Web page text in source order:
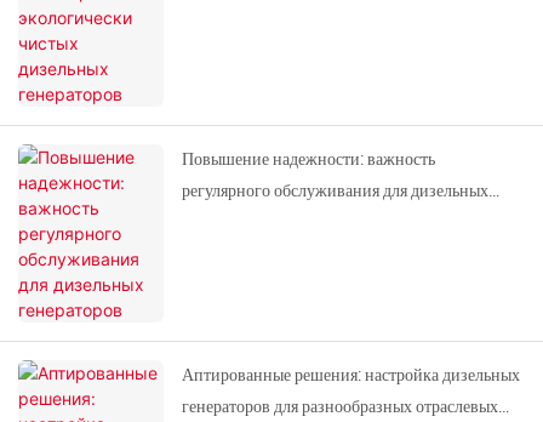
Повышение надежности: важность
регулярного обслуживания для дизельных
Аптированные решения: настройка дизельных
генераторов для разнообразных отраслевых